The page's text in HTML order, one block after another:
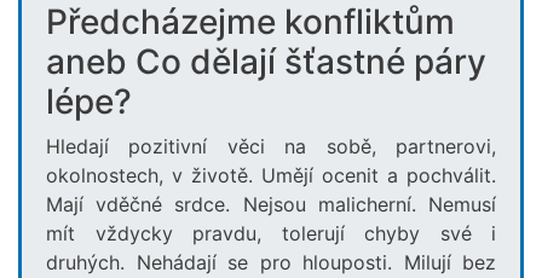
Předcházejme konfliktům
aneb Co dělají šťastné páry
lépe?
Hledají pozitivní věci na sobě, partnerovi,
okolnostech, v životě. Umějí ocenit a pochválit.
Mají vděčné srdce. Nejsou malicherní. Nemusí
mít vždycky pravdu, tolerují chyby své i
druhých. Nehádají se pro hlouposti. Milují bez